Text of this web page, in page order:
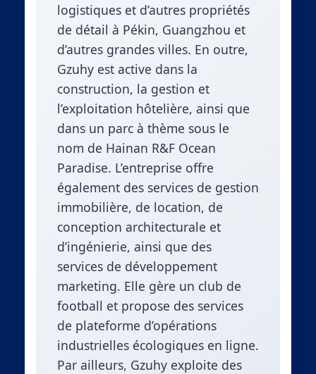
logistiques et d’autres propriétés
de détail à Pékin, Guangzhou et
d’autres grandes villes. En outre,
Gzuhy est active dans la
construction, la gestion et
l’exploitation hôtelière, ainsi que
dans un parc à thème sous le
nom de Hainan R&F Ocean
Paradise. L’entreprise offre
également des services de gestion
immobilière, de location, de
conception architecturale et
d’ingénierie, ainsi que des
services de développement
marketing. Elle gère un club de
football et propose des services
de plateforme d’opérations
industrielles écologiques en ligne.
Par ailleurs, Gzuhy exploite des